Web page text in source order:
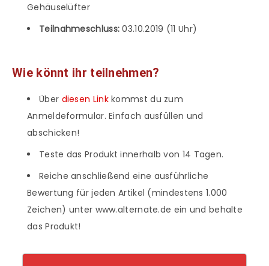
Gehäuselüfter
Teilnahmeschluss: 03.10.2019 (11 Uhr)
Wie könnt ihr teilnehmen?
Über diesen Linkkommst du zum
Anmeldeformular. Einfach ausfüllen und
abschicken!
Teste das Produkt innerhalb von 14 Tagen.
Reiche anschließend eine ausführliche
Bewertung für jeden Artikel (mindestens 1.000
Zeichen) unter www.alternate.de ein und behalte
das Produkt!